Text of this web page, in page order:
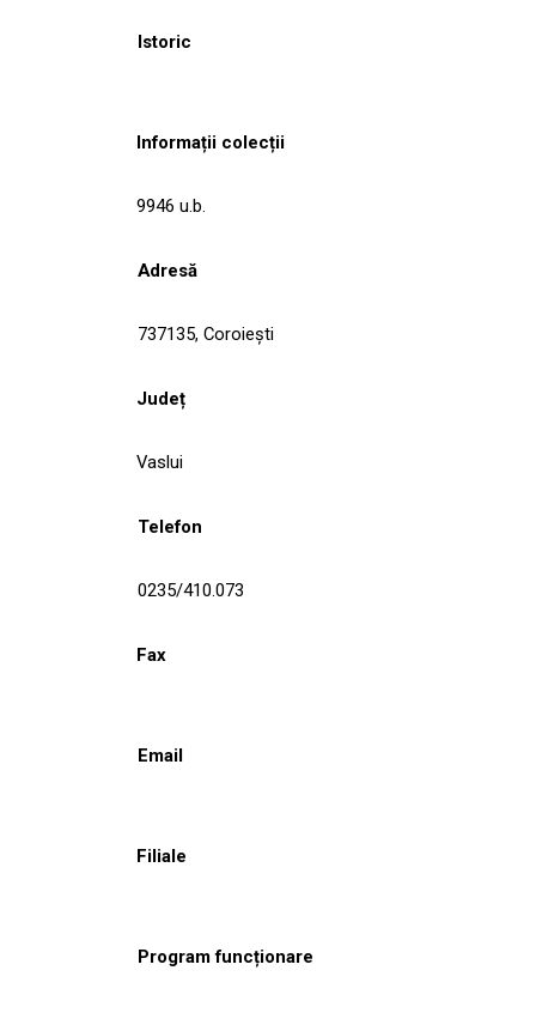
Istoric
Informații colecții
9946 u.b.
Adresă
737135, Coroieşti
Județ
Vaslui
Telefon
0235/410.073
Fax
Email
Filiale
Program funcționare